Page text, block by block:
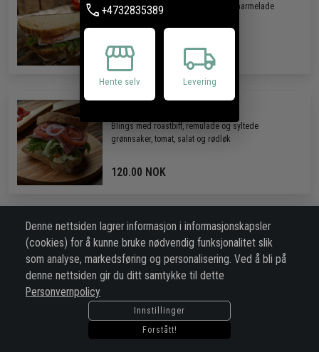
Landbrød med brie, bacon og fikenmarmelade
120.00 NOK
Blings med roastbiff, remulade og syltede
grønnsaker, tomat, salat og rødløk
120.00 NOK
Focaccia med kylling
Focaccia med kylling, aioli, bacon og tomat
Denne nettsiden lagrer informasjon i informasjonskapsler
(cookies) for å kunne bruke nødvendig funksjonalitet slik
som analyse, markedsføring og personalisering. Ved å bli på
denne nettsiden gir du ditt samtykke til dette
Personvernpolicy
Innstillinger
Forstått!
phone +4732835389
storefront
Hente selv
local_shipping
Levering